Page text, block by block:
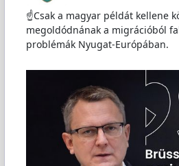
☝Csak a magyar példát kellene
megoldódnának a migrációból
problémák Nyugat-Európában.